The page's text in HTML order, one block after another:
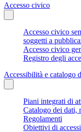
Accesso civico
Accesso civico
soggetti a
Accesso civico
Registro degli
Accessibilità e catalogo
Piani integrati di
Catalogo dei dati,
Regolamenti
Obiettivi di